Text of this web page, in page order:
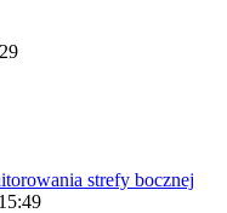
strefy bocznej